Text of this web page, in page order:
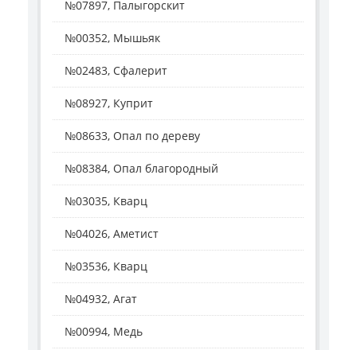
№07897, Палыгорскит
№00352, Мышьяк
№02483, Сфалерит
№08927, Куприт
№08633, Опал по дереву
№08384, Опал благородный
№03035, Кварц
№04026, Аметист
№03536, Кварц
№04932, Агат
№00994, Медь